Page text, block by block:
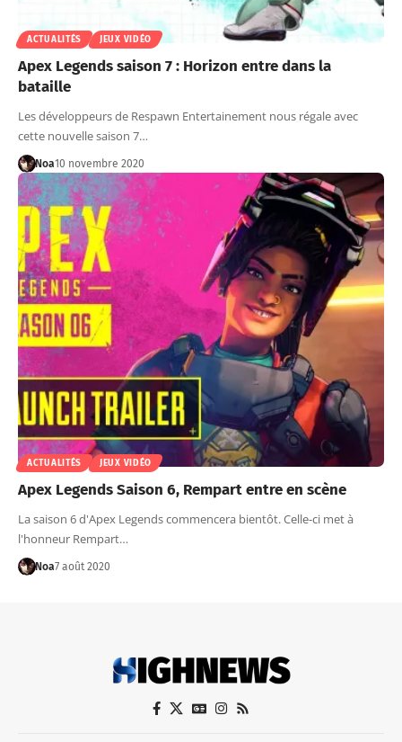
ACTUALITÉS JEUX VIDÉO
Apex Legends saison 7 : Horizon entre dans la
bataille
Les développeurs de Respawn Entertainement nous régale avec
cette nouvelle saison 7…
Noa10 novembre 2020
ACTUALITÉS JEUX VIDÉO
Apex Legends Saison 6, Rempart entre en scène
La saison 6 d'Apex Legends commencera bientôt. Celle-ci met à
l'honneur Rempart…
Noa7 août 2020